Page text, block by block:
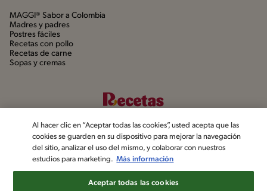
MAGGI® Sabor a Colombia
Madres y padres
Postres fáciles
Recetas con pollo
Recetas de carne
Sopas y cremas
©2022, Nestlé. Marcas registradas por Société dels Produits Nestlé,
S.A. Vevey (Suiza)
Al hacer clic en “Aceptar todas las cookies”, usted acepta que las
cookies se guarden en su dispositivo para mejorar la navegación
del sitio, analizar el uso del mismo, y colaborar con nuestros
estudios para marketing. Más información
Aceptar todas las cookies